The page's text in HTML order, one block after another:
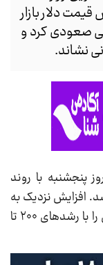
دلار بازار
۵۰۰ هزار تومانی صعودی کرد و
پنجشنبه با روند
افزایش نزدیک به
هزار تومانی قیمت دلار روند بازار طلا در داخل را با رشد‌های ۲۰۰ تا